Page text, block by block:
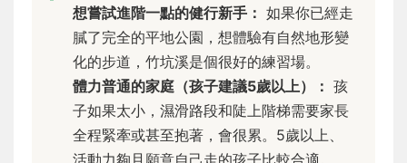
想嘗試進階一點的健行新手： 如果你已經走
膩了完全的平地公園，想體驗有自然地形變
化的步道，竹坑溪是個很好的練習場。
體力普通的家庭（孩子建議5歲以上）： 孩
子如果太小，濕滑路段和陡上階梯需要家長
全程緊牽或甚至抱著，會很累。5歲以上、